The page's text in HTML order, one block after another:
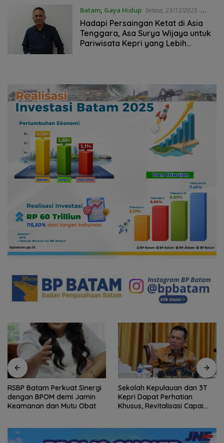
Batam, Gaya Hidup Selasa, 23/12/2025 -
10:42 WIB
Hadapi Persaingan Ketat di Asia
Tenggara, Asa Surya Wijaya untuk
Pariwisata Kepri yang Lebih
RSBP Batam Perkuat Sinergi
dengan BPOM demi Jamin
Keamanan dan Mutu Obat
Sekolah Kepulauan dan 3T
Kepri Dapat Perhatian
Khusus, Revitalisasi Capai